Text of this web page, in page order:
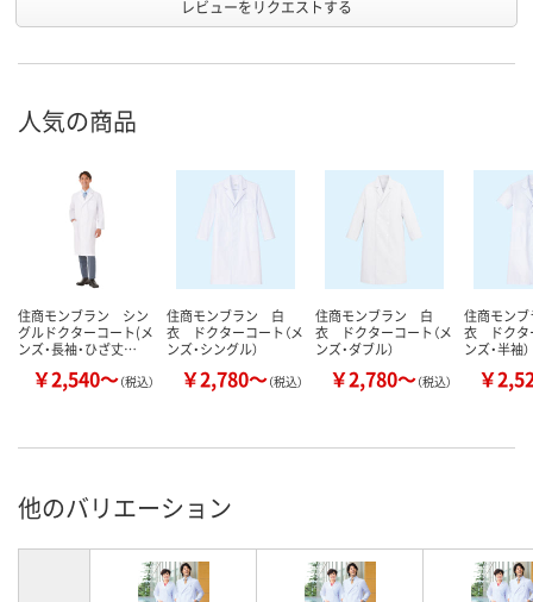
レビューをリクエストする
人気の商品
住商モンブラン シン
グルドクターコート(メ
ンズ・長袖・ひざ丈…
￥2,540～（税込）
住商モンブラン 白
衣 ドクターコート（メ
ンズ・シングル）
￥2,780～（税込）
住商モンブラン 白
衣 ドクターコート（メ
ンズ・ダブル）
￥2,780～（税込）
住商モン
衣 ドクタ
ンズ・半袖）
￥
他のバリエーション